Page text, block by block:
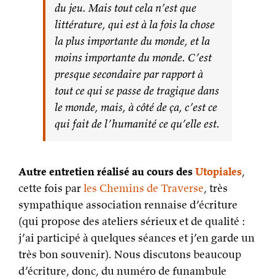
du jeu. Mais tout cela n’est que
littérature, qui est à la fois la chose
la plus importante du monde, et la
moins importante du monde. C’est
presque secondaire par rapport à
tout ce qui se passe de tragique dans
le monde, mais, à côté de ça, c’est ce
qui fait de l’humanité ce qu’elle est.
Autre entretien réalisé au cours desUtopiales,
cette fois parles Chemins de Traverse, très
sympathique association rennaise d’écriture
(qui propose des ateliers sérieux et de qualité :
j’ai participé à quelques séances et j’en garde un
très bon souvenir). Nous discutons beaucoup
d’écriture, donc, du numéro de funambule